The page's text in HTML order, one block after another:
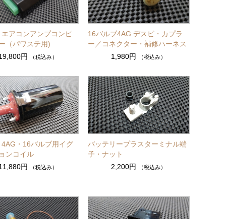
アコンアンプコンピ
（パワステ用)
円
（税込み）
16バルブ4AG デスビ・カプラ
ー／コネクター・補修ハーネス
1,980円
（税込み）
・16バルブ用イグ
ンコイル
円
（税込み）
バッテリープラスターミナル端
子・ナット
2,200円
（税込み）